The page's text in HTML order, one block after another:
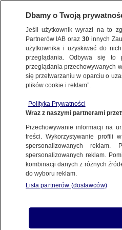
ŚWIAT
wojskową. Przy
24.04.2025, 06:42
Posłuchaj artykułu
Czyta lektor AI
Dbamy o Twoją
Jeśli użytkownik wyrazi na to
Partnerów IAB oraz30 innych
użytkownika i uzyskiwać do
przeglądania. Odbywa się to
przeglądania przechowywanych
się przetwarzaniu w oparciu o
plików cookie i reklam”.
Polityka Prywatności
Wraz z naszymi partnerami
Przechowywanie informacji na
treści. Wykorzystywanie profili
spersonalizowanych
spersonalizowanych reklam.
kombinacji danych z różnych
do wyboru reklam.
Lista partnerów (dostawców)